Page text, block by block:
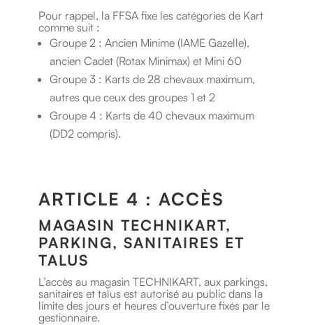
Pour rappel, la FFSA fixe les catégories de Kart
comme suit :
Groupe 2 : Ancien Minime (IAME Gazelle),
ancien Cadet (Rotax Minimax) et Mini 60
Groupe 3 : Karts de 28 chevaux maximum,
autres que ceux des groupes 1 et 2
Groupe 4 : Karts de 40 chevaux maximum
(DD2 compris).
ARTICLE 4 : ACCÈS
MAGASIN TECHNIKART,
PARKING, SANITAIRES ET
TALUS
L’accès au magasin TECHNIKART, aux parkings,
sanitaires et talus est autorisé au public dans la
limite des jours et heures d’ouverture fixés par le
gestionnaire.